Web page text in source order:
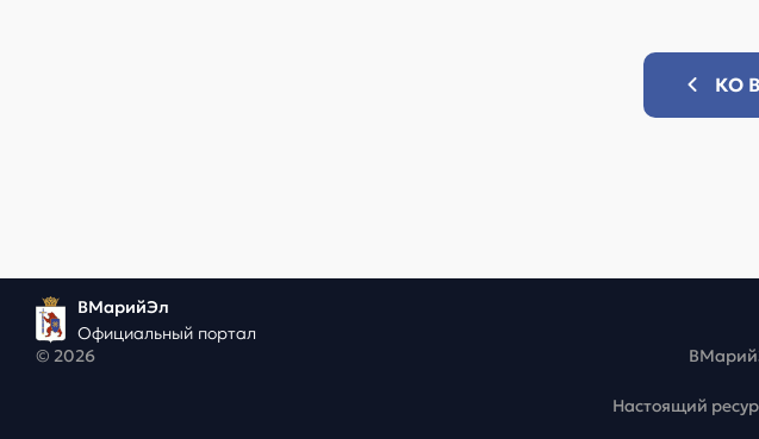
КО
ВМарийЭл
Официальный портал
© 2026
Настоящий